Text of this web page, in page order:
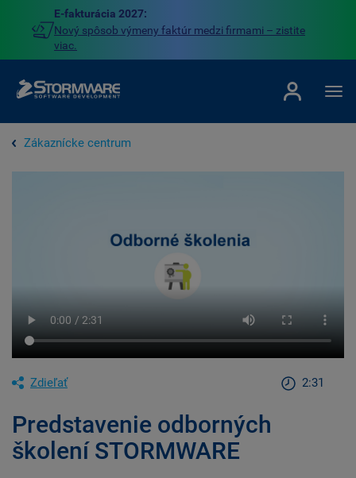
E-fakturácia 2027:
Nový spôsob výmeny faktúr medzi firmami – zistite
viac.
Zákaznícke centrum
Zdieľať 2:31
Predstavenie odborných
školení STORMWARE